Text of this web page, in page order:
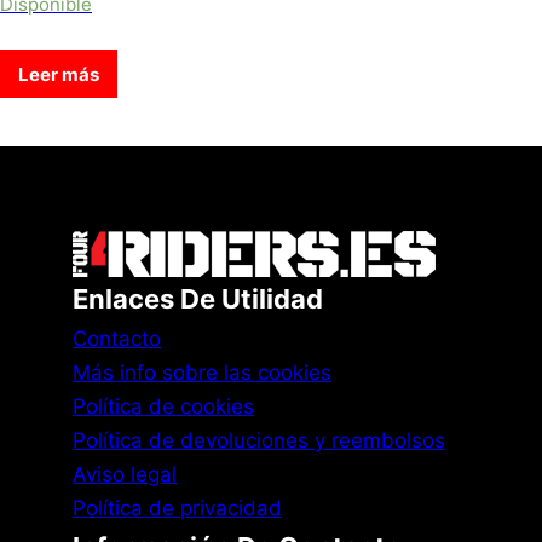
de 5
Leer más
Enlaces De Utilidad
Contacto
Más info sobre las cookies
Política de cookies
Política de devoluciones y reembolsos
Aviso legal
Política de privacidad